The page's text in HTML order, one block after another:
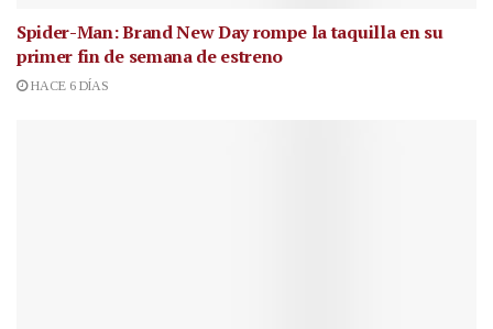
Spider-Man: Brand New Day rompe la taquilla en su
primer fin de semana de estreno
HACE 6 DÍAS